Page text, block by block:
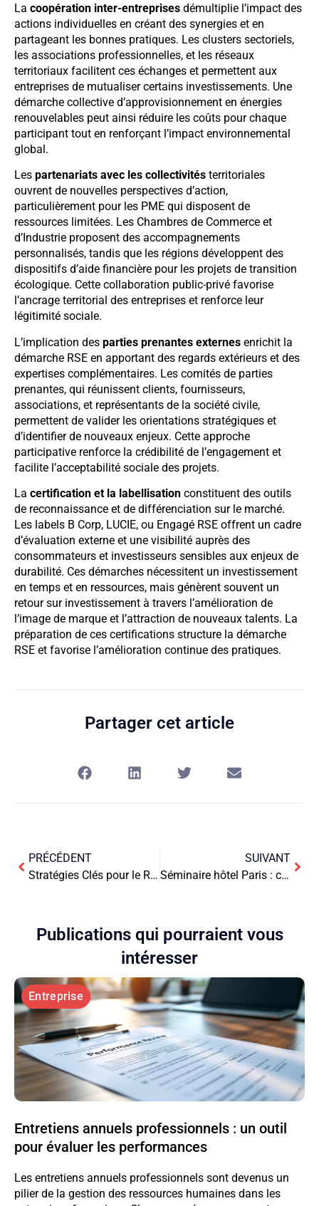
La coopération inter-entreprises démultiplie l’impact des
actions individuelles en créant des synergies et en
partageant les bonnes pratiques. Les clusters sectoriels,
les associations professionnelles, et les réseaux
territoriaux facilitent ces échanges et permettent aux
entreprises de mutualiser certains investissements. Une
démarche collective d’approvisionnement en énergies
renouvelables peut ainsi réduire les coûts pour chaque
participant tout en renforçant l’impact environnemental
global.
Les partenariats avec les collectivités territoriales
ouvrent de nouvelles perspectives d’action,
particulièrement pour les PME qui disposent de
ressources limitées. Les Chambres de Commerce et
d’Industrie proposent des accompagnements
personnalisés, tandis que les régions développent des
dispositifs d’aide financière pour les projets de transition
écologique. Cette collaboration public-privé favorise
l’ancrage territorial des entreprises et renforce leur
légitimité sociale.
L’implication des parties prenantes externes enrichit la
démarche RSE en apportant des regards extérieurs et des
expertises complémentaires. Les comités de parties
prenantes, qui réunissent clients, fournisseurs,
associations, et représentants de la société civile,
permettent de valider les orientations stratégiques et
d’identifier de nouveaux enjeux. Cette approche
participative renforce la crédibilité de l’engagement et
facilite l’acceptabilité sociale des projets.
La certification et la labellisation constituent des outils
de reconnaissance et de différenciation sur le marché.
Les labels B Corp, LUCIE, ou Engagé RSE offrent un cadre
d’évaluation externe et une visibilité auprès des
consommateurs et investisseurs sensibles aux enjeux de
durabilité. Ces démarches nécessitent un investissement
en temps et en ressources, mais génèrent souvent un
retour sur investissement à travers l’amélioration de
l’image de marque et l’attraction de nouveaux talents. La
préparation de ces certifications structure la démarche
RSE et favorise l’amélioration continue des pratiques.
Partager cet article
PRÉCÉDENT
Stratégies Clés pour le Recrutement d’Étudiants en Graphisme
SUIVANT
Séminaire hôtel Paris : comment ça marche concrètement, étape par étape
Publications qui pourraient vous
intéresser
Entreprise
Entretiens annuels professionnels : un outil
pour évaluer les performances
Les entretiens annuels professionnels sont devenus un
pilier de la gestion des ressources humaines dans les